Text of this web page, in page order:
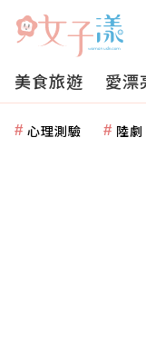
美食旅遊 愛漂
心理測驗 陸劇